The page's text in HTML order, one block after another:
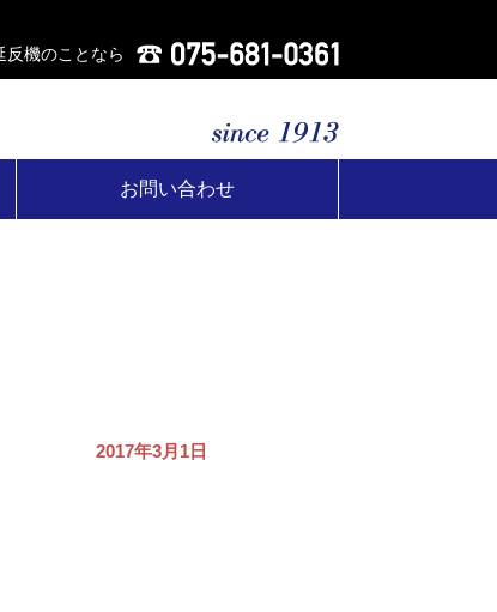
反機のことなら
お問い合わせ
2017年3月1日